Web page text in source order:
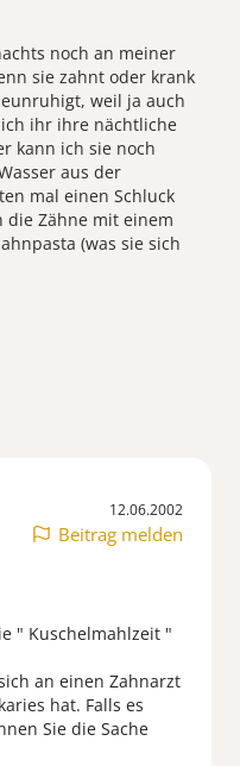
noch an meiner
sie zahnt oder krank
weil ja auch
ihr ihre nächtliche
kann ich sie noch
aus der
mal einen Schluck
die Zähne mit einem
(was sie sich
12.06.2002
Beitrag melden
" Kuschelmahlzeit "
an einen Zahnarzt
hat. Falls es
Sie die Sache